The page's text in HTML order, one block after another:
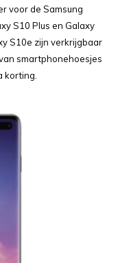
voor de Samsung
S10 Plus en Galaxy
S10e zijn verkrijgbaar
smartphonehoesjes
korting.